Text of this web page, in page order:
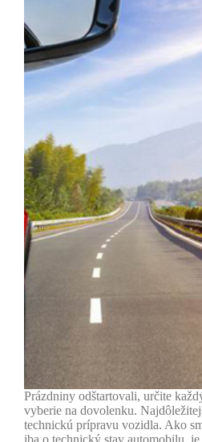
Prázdniny odštartovali, určite
vyberie na dovolenku.
technickú prípravu vozidla. Ako
iba o technický stav automobilu,